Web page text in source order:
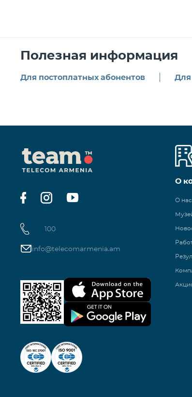
Полезная информация
Для постоплатных абонентов Для
100
info@telecomarmenia.am
О
О нас